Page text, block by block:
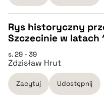
BIBTEX
pobierz cytat
Rys historyczny
Szczecinie w latach
s. 29 - 39
Zdzisław Hrut
Zacytuj Udostępnij